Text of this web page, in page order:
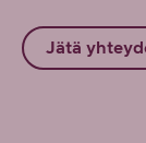
Jätä